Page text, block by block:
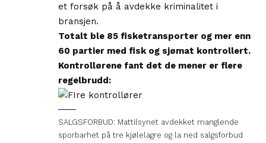
et forsøk på å avdekke kriminalitet i
bransjen.
Totalt ble 85 fisketransporter og mer enn
60 partier med fisk og sjømat kontrollert.
Kontrollørene fant det de mener er flere
regelbrudd:
SALGSFORBUD: Mattilsynet avdekket manglende
sporbarhet på tre kjølelagre og la ned salgsforbud